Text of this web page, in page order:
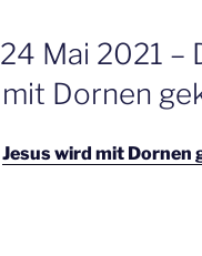
GEPLAATST
OP
24 Mai 2021 –
mit Dornen
Jesus wird mit Dornen